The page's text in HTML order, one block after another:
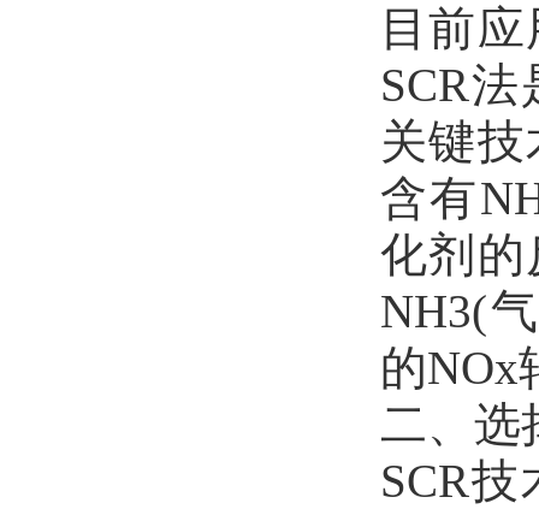
目前
SCR
关键
含有
化剂的
NH3(
的NOx
二、选
SCR